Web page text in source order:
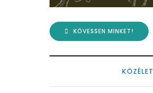
KÖVESSEN MINKET!
KÖZÉLET